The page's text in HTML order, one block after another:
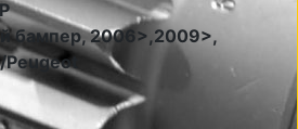
бампер, 2006>,2009>,